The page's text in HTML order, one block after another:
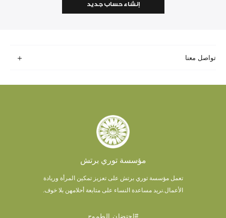
إنشاء حساب جديد
تواصل معنا
مؤسسة توري برتش
تعمل مؤسسة توري برتش على تعزيز تمكين المرأة وريادة
الأعمال. نريد مساعدة النساء على متابعة أحلامهن بلا خوف.
#احتضان الطموح